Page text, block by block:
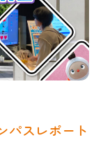
パスレポート